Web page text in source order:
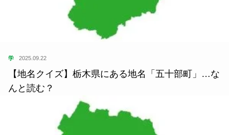
学 2025.09.22
【地名クイズ】栃木県にある地名「五十部町」…な
んと読む？